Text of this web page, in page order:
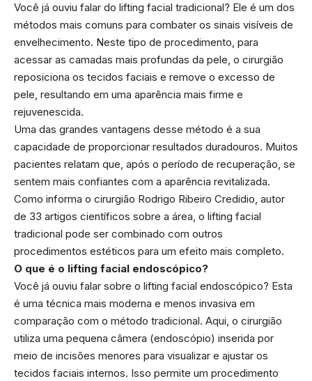
Você já ouviu falar do lifting facial tradicional? Ele é um dos
métodos mais comuns para combater os sinais visíveis de
envelhecimento. Neste tipo de procedimento, para
acessar as camadas mais profundas da pele, o cirurgião
reposiciona os tecidos faciais e remove o excesso de
pele, resultando em uma aparência mais firme e
rejuvenescida.
Uma das grandes vantagens desse método é a sua
capacidade de proporcionar resultados duradouros. Muitos
pacientes relatam que, após o período de recuperação, se
sentem mais confiantes com a aparência revitalizada.
Como informa o cirurgião Rodrigo Ribeiro Credidio, autor
de 33 artigos científicos sobre a área, o lifting facial
tradicional pode ser combinado com outros
procedimentos estéticos para um efeito mais completo.
O que é o lifting facial endoscópico?
Você já ouviu falar sobre o lifting facial endoscópico? Esta
é uma técnica mais moderna e menos invasiva em
comparação com o método tradicional. Aqui, o cirurgião
utiliza uma pequena câmera (endoscópio) inserida por
meio de incisões menores para visualizar e ajustar os
tecidos faciais internos. Isso permite um procedimento